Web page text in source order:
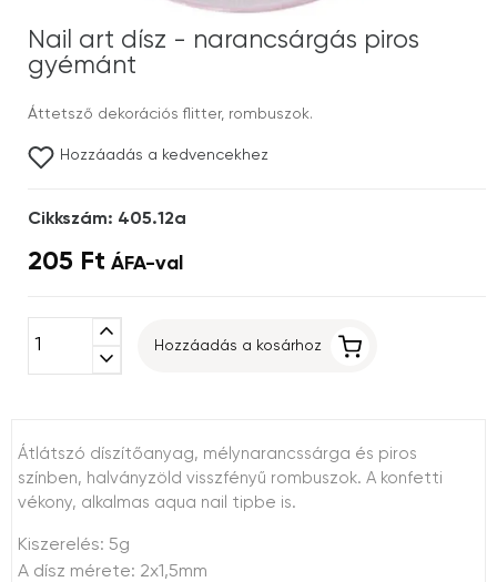
Nail art dísz - narancsárgás piros
gyémánt
Áttetsző dekorációs flitter, rombuszok.
Hozzáadás a kedvencekhez
Cikkszám: 405.12a
205 Ft ÁFA-val
expand_less
expand_more
Hozzáadás a kosárhoz
Átlátszó díszítőanyag, mélynarancssárga és piros
színben, halványzöld visszfényű rombuszok. A konfetti
vékony, alkalmas aqua nail tipbe is.
Kiszerelés: 5g
A dísz mérete: 2x1,5mm